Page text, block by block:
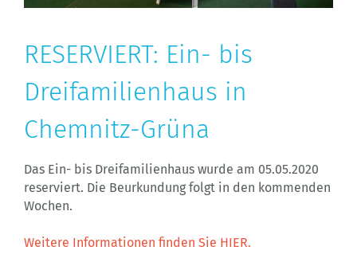
RESERVIERT: Ein- bis
Dreifamilienhaus in
Chemnitz-Grüna
Das Ein- bis Dreifamilienhaus wurde am 05.05.2020
reserviert. Die Beurkundung folgt in den kommenden
Wochen.
Weitere Informationen finden Sie HIER.